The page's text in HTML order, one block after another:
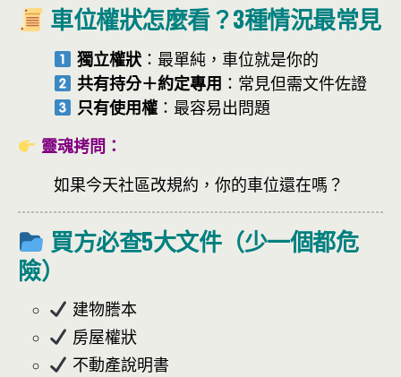
車位權狀怎麼看？3種情況最常見
獨立權狀：最單純，車位就是你的
共有持分＋約定專用 ：常見但需文件佐證
只有使用權：最容易出問題
靈魂拷問：
如果今天社區改規約，你的車位還在嗎？
買方必查5大文件（少一個都危
險）
建物謄本
房屋權狀
不動產說明書